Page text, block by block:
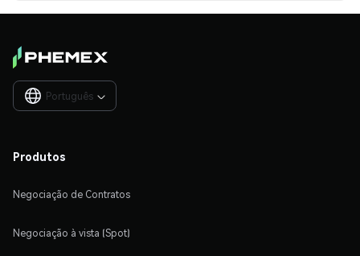
Português 
Produtos
Negociação de Contratos
Negociação à vista (Spot)